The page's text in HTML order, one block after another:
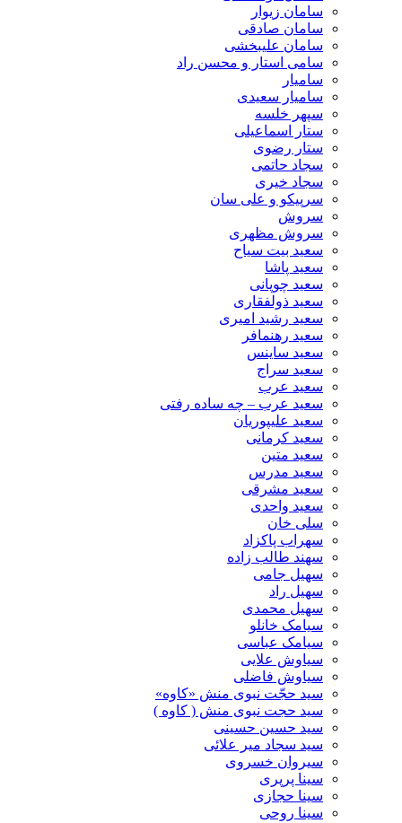
سامان زیوار
سامان صادقی
سامان علیبخشی
سامی استار و محسن راد
سامیار
سامیار سعیدی
سپهر خلسه
ستار اسماعیلی
ستار رضوی
سجاد حاتمی
سجاد خیری
سرپیکو و علی سان
سروش
سروش مظهری
سعید بیت سیاح
سعید پاشا
سعید چوپانی
سعید ذولفقاری
سعید رشید امیری
سعید رهنمافر
سعید ساینس
سعید سراج
سعید عرب
سعید عرب – چه ساده رفتی
سعید علیپوریان
سعید کرمانی
سعید متین
سعید مدرس
سعید مشرقی
سعید واحدی
سلی خان
سهراب پاکزاد
سهند طالب زاده
سهیل جامی
سهیل راد
سهیل محمدی
سیامک خانلو
سیامک عباسی
سیاوش علایی
سیاوش فاضلی
سید حجّت نبوی منش «کاوه»
سید حجت نبوی منش ( کاوه )
سید حسین حسینى
سید سجاد میر علائی
سیروان خسروی
سینا پرپری
سینا حجازی
سینا روحی